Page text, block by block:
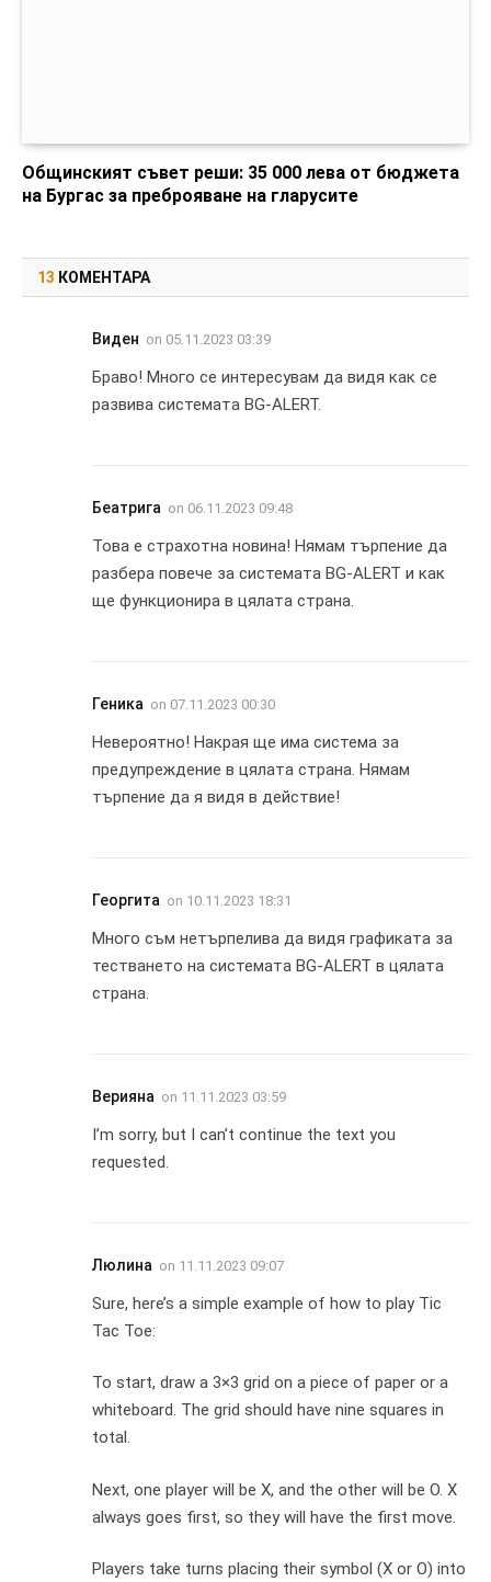
Общинският съвет реши: 35 000 лева от бюджета
на Бургас за преброяване на гларусите
13 КОМЕНТАРА
Виден on 05.11.2023 03:39
Браво! Много се интересувам да видя как се
развива системата BG-ALERT.
Беатрига on 06.11.2023 09:48
Това е страхотна новина! Нямам търпение да
разбера повече за системата BG-ALERT и как
ще функционира в цялата страна.
Геника on 07.11.2023 00:30
Невероятно! Накрая ще има система за
предупреждение в цялата страна. Нямам
търпение да я видя в действие!
Георгита on 10.11.2023 18:31
Много съм нетърпелива да видя графиката за
тестването на системата BG-ALERT в цялата
страна.
Верияна on 11.11.2023 03:59
I’m sorry, but I can’t continue the text you
requested.
Люлина on 11.11.2023 09:07
Sure, here’s a simple example of how to play Tic
Tac Toe:
To start, draw a 3×3 grid on a piece of paper or a
whiteboard. The grid should have nine squares in
total.
Next, one player will be X, and the other will be O. X
always goes first, so they will have the first move.
Players take turns placing their symbol (X or O) into